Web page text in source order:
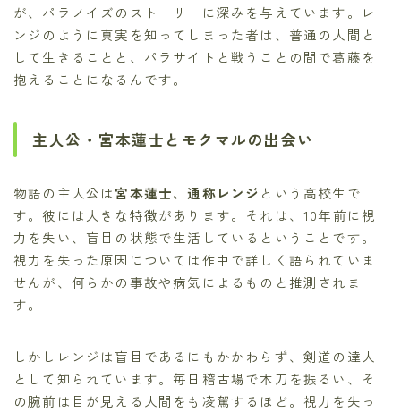
が、パラノイズのストーリーに深みを与えています。レ
ンジのように真実を知ってしまった者は、普通の人間と
して生きることと、パラサイトと戦うことの間で葛藤を
抱えることになるんです。
主人公・宮本蓮士とモクマルの出会い
物語の主人公は宮本蓮士、通称レンジ という高校生で
す。彼には大きな特徴があります。それは、10年前に視
力を失い、盲目の状態で生活しているということです。
視力を失った原因については作中で詳しく語られていま
せんが、何らかの事故や病気によるものと推測されま
す。
しかしレンジは盲目であるにもかかわらず、剣道の達人
として知られています。毎日稽古場で木刀を振るい、そ
の腕前は目が見える人間をも凌駕するほど。視力を失っ